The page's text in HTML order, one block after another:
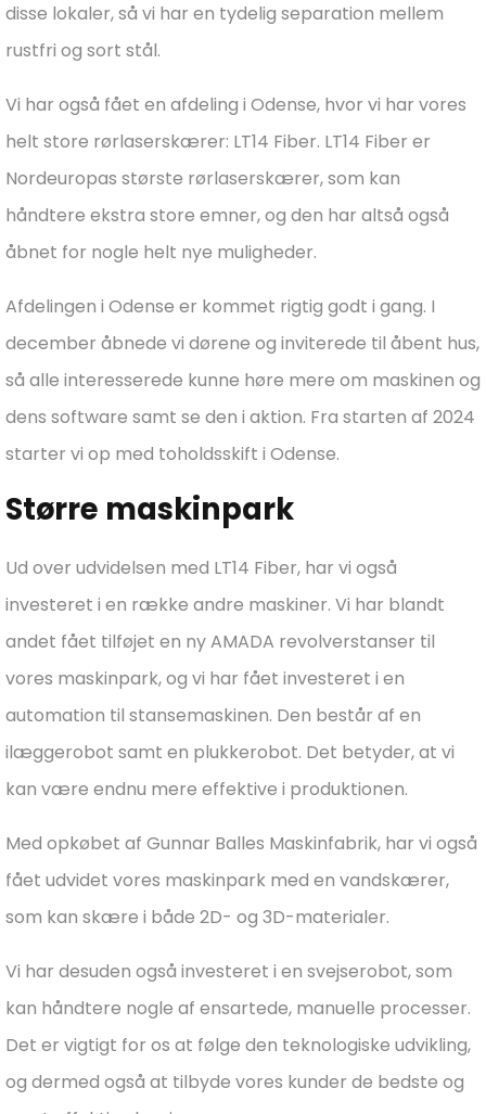
disse lokaler, så vi har en tydelig separation mellem
rustfri og sort stål.
Vi har også fået en afdeling i Odense, hvor vi har vores
helt store rørlaserskærer: LT14 Fiber. LT14 Fiber er
Nordeuropas største rørlaserskærer, som kan
håndtere ekstra store emner, og den har altså også
åbnet for nogle helt nye muligheder.
Afdelingen i Odense er kommet rigtig godt i gang. I
december åbnede vi dørene og inviterede til åbent hus,
så alle interesserede kunne høre mere om maskinen og
dens software samt se den i aktion. Fra starten af 2024
starter vi op med toholdsskift i Odense.
Større maskinpark
Ud over udvidelsen med LT14 Fiber, har vi også
investeret i en række andre maskiner. Vi har blandt
andet fået tilføjet en ny AMADA revolverstanser til
vores maskinpark, og vi har fået investeret i en
automation til stansemaskinen. Den består af en
ilæggerobot samt en plukkerobot. Det betyder, at vi
kan være endnu mere effektive i produktionen.
Med opkøbet af Gunnar Balles Maskinfabrik, har vi også
fået udvidet vores maskinpark med en vandskærer,
som kan skære i både 2D- og 3D-materialer.
Vi har desuden også investeret i en svejserobot, som
kan håndtere nogle af ensartede, manuelle processer.
Det er vigtigt for os at følge den teknologiske udvikling,
og dermed også at tilbyde vores kunder de bedste og